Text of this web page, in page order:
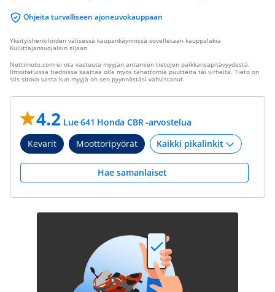
Ohjeita turvalliseen ajoneuvokauppaan
Yksityishenkilöiden välisessä kaupankäynnissä sovelletaan kauppalakia
Kuluttajansuojalain sijaan.
Nettimoto.com ei ota vastuuta myyjän antamien tietojen paikkansapitävyydestä.
Ilmoitetuissa tiedoissa saattaa olla myös tahattomia puutteita tai virheitä. Tieto on
siis sitova vasta kun myyjä on sen pyynnöstäsi vahvistanut.
4.2 Lue 641 Honda CBR -arvostelua
Kevarit
Moottoripyörät
Hae samanlaiset